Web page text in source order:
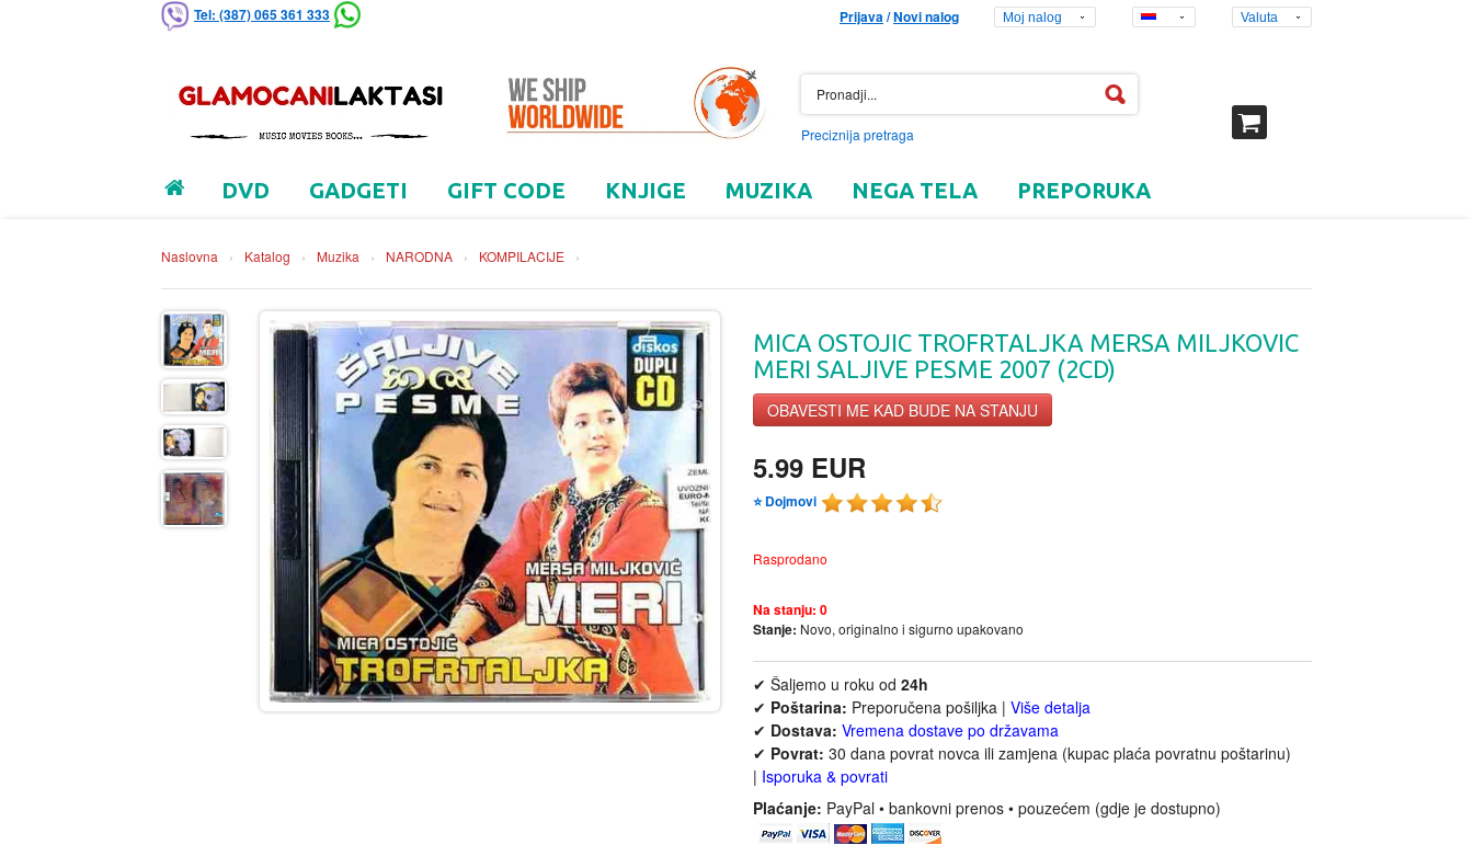
Tel: (387) 065 361 333 Prijava/Novi nalog Moj nalog Valuta
Preciznija pretraga
DVD GADGETI GIFT CODE KNJIGE MUZIKA NEGA TELA PREPORUKA
Naslovna › Katalog › Muzika › NARODNA › KOMPILACIJE ›
MICA OSTOJIC TROFRTALJKA MERSA MILJKOVIC
MERI SALJIVE PESME 2007 (2CD)
OBAVESTI ME KAD BUDE NA STANJU
5.99 EUR
⭐ Dojmovi
Rasprodano
Na stanju: 0
Stanje: Novo, originalno i sigurno upakovano
✔ Šaljemo u roku od 24h
✔ Poštarina: Preporučena pošiljka | Više detalja
✔ Dostava: Vremena dostave po državama
✔ Povrat: 30 dana povrat novca ili zamjena (kupac plaća povratnu poštarinu)
| Isporuka & povrati
Plaćanje: PayPal • bankovni prenos • pouzećem (gdje je dostupno)